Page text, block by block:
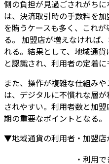
側の負担が見過ごされがちに
は、決済取引時の手数料を
を賄うケースも多く、これが
る。 加盟店が増えなければ
れる。結果として、地域通貨
と認識され、利用者の定着に
また、操作が複雑な仕組み
は、デジタルに不慣れな層
されやすい。利用者数と加
期の重要なポイントとなる。
▼地域通貨の利用者・加盟店
・利用